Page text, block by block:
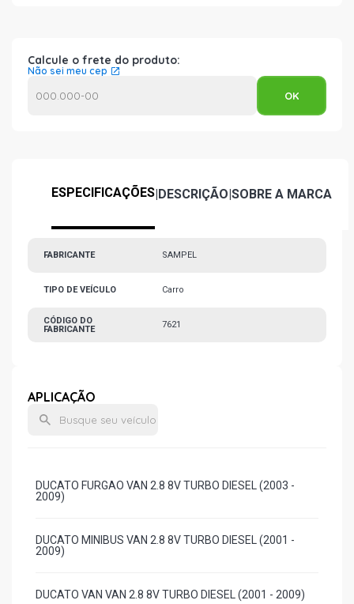
Calcule o frete do produto:
Não sei meu cep
ESPECIFICAÇÕES|DESCRIÇÃO|SOBRE A MARCA
FABRICANTE SAMPEL
TIPO DE VEÍCULO Carro
CÓDIGO DO
FABRICANTE
7621
APLICAÇÃO
DUCATO FURGAO VAN 2.8 8V TURBO DIESEL (2003 -
2009)
DUCATO MINIBUS VAN 2.8 8V TURBO DIESEL (2001 -
2009)
DUCATO VAN VAN 2.8 8V TURBO DIESEL (2001 - 2009)